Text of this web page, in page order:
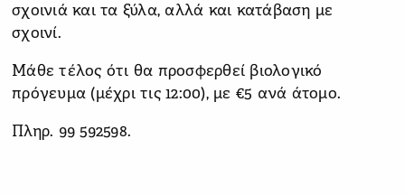
σχοινιά και τα ξύλα, αλλά και κατάβαση με
σχοινί.
Μάθε τέλος ότι θα προσφερθεί βιολογικό
πρόγευμα (μέχρι τις 12:00), με €5 ανά άτομο.
Πληρ. 99 592598.